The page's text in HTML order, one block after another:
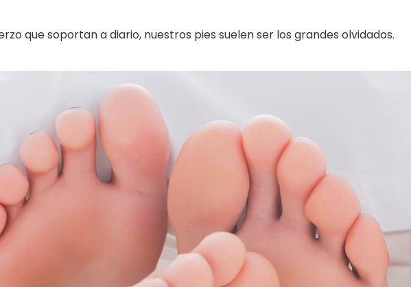
que soportan a diario, nuestros pies suelen ser los grandes olvidados.